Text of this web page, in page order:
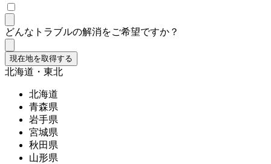
どんなトラブルの解消をご希望ですか？
現在地を取得する
北海道・東北
北海道
青森県
岩手県
宮城県
秋田県
山形県